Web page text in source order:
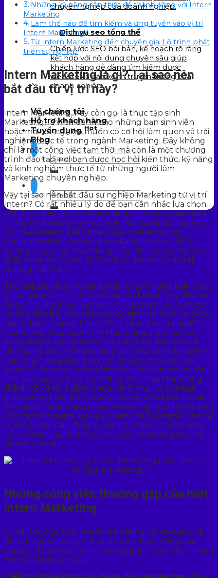
chuyên nghiệp của doanh nghiệp.
Dịch vụ seo tổng thể
Chiến lược SEO bài bản, kế hoạch rõ ràng
kết hợp với nội dung chuyên sâu giúp
khách hàng dễ dàng tìm kiếm được
website và các kênh truyền thông của
doanh nghiệp.
Về chúng tôi
Hỗ trợ khách hàng
Tuyển dụng Hot
Blog
Những kỹ năng cần thiết để thành công với Intern
Marketing
Làm thế nào để tìm kiếm và ứng tuyển vào vị trí
Intern Marketing?
Từ Intern Marketing đến chuyên gia: Lộ trình phát
triển sự nghiệp
Intern Marketing là gì? Tại sao nên
bắt đầu từ vị trí này?
Intern Marketing, hay còn gọi là thực tập sinh
Marketing, là vị trí dành cho những bạn sinh viên
hoặc mới tốt nghiệp muốn có cơ hội làm quen và trải
nghiệm thực tế trong ngành Marketing. Đây không
chỉ là một công việc tạm thời mà còn là một chương
trình đào tạo, nơi bạn được học hỏi kiến thức, kỹ năng
và kinh nghiệm thực tế từ những người làm
Marketing chuyên nghiệp.
Vậy tại sao nên bắt đầu sự nghiệp Marketing từ vị trí
Intern? Có rất nhiều lý do để bạn cân nhắc lựa chọn
này. Thứ nhất, Intern Marketing giúp bạn khám phá
và xác định đam mê của mình. Bạn sẽ được tiếp xúc
với nhiều mảng khác nhau của Marketing như
content marketing, social media marketing, SEO,
quảng cáo, email marketing,… Từ đó, bạn có thể tìm
ra lĩnh vực mình yêu thích và có thế mạnh để tập
trung phát triển.
Thứ hai, đây là cơ hội để bạn học hỏi những kiến thức
và kỹ năng thực tế mà trường lớp không dạy. Bạn sẽ
được làm việc trực tiếp trên các dự án thực tế, được
hướng dẫn bởi những người có kinh nghiệm, và được
trải nghiệm những thách thức và cơ hội của ngành
Marketing. Thứ ba, Intern Marketing giúp bạn xây
dựng mạng lưới quan hệ. Bạn sẽ được làm việc với
những người làm Marketing từ nhiều công ty và lĩnh
vực khác nhau. Đây là cơ hội để bạn mở rộng mối
quan hệ, học hỏi kinh nghiệm và tìm kiếm cơ hội việc
làm sau này. Cuối cùng, một kỳ thực tập Marketing
thành công sẽ là điểm cộng lớn trong CV của bạn,
giúp bạn nổi bật hơn so với các ứng viên khác khi xin
việc chính thức. Internship Marketing là cơ hội để bạn
chứng minh năng lực và sự đam mê của mình với nhà
tuyển dụng. Các công ty luôn tìm kiếm những ứng
viên có kinh nghiệm thực tế và có khả năng học hỏi
nhanh chóng.
Những công việc thường gặp của một
Intern Marketing
Công việc của một Intern Marketing rất đa dạng và
phụ thuộc vào quy mô và lĩnh vực hoạt động của
công ty. Tuy nhiên, nhìn chung, bạn có thể đảm nhận
một số công việc sau: